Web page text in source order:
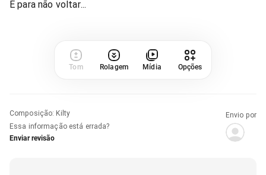
É para não voltar...
Tom Rolagem Mídia Opções
Composição: Kilty
Essa informação está errada?
Enviar revisão
Envio por